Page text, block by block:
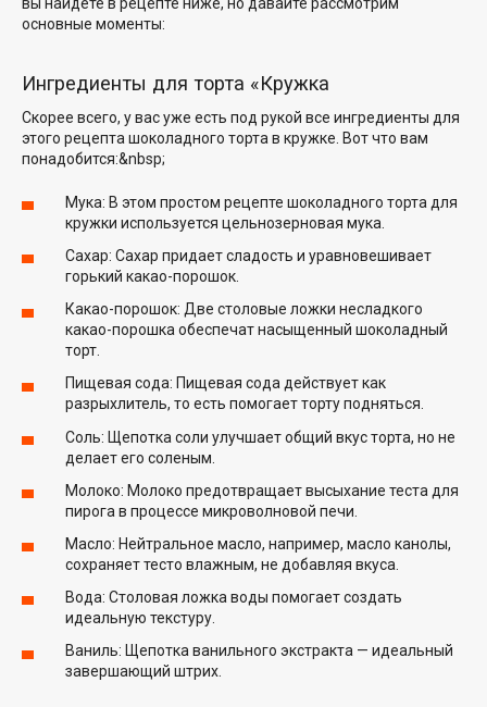
основные моменты:
Ингредиенты для торта «Кружка
Скорее всего, у вас уже есть под рукой все ингредиенты для
этого рецепта шоколадного торта в кружке. Вот что вам
понадобится:&nbsp;
Мука: В этом простом рецепте шоколадного торта для
кружки используется цельнозерновая мука.
Сахар: Сахар придает сладость и уравновешивает
горький какао-порошок.
Какао-порошок: Две столовые ложки несладкого
какао-порошка обеспечат насыщенный шоколадный
торт.
Пищевая сода: Пищевая сода действует как
разрыхлитель, то есть помогает торту подняться.
Соль: Щепотка соли улучшает общий вкус торта, но не
делает его соленым.
Молоко: Молоко предотвращает высыхание теста для
пирога в процессе микроволновой печи.
Масло: Нейтральное масло, например, масло канолы,
сохраняет тесто влажным, не добавляя вкуса.
Вода: Столовая ложка воды помогает создать
идеальную текстуру.
Ваниль: Щепотка ванильного экстракта — идеальный
завершающий штрих.